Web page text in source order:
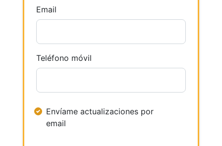
Email
Teléfono móvil
Envíame actualizaciones por
email